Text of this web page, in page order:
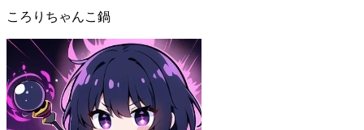
ころりちゃんこ鍋